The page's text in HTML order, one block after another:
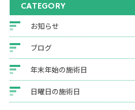
CATEGORY
お知らせ
ブログ
年末年始の施術日
日曜日の施術日